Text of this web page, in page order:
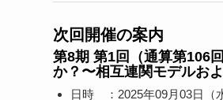
次回開催の案内
第8期 第1回（通算第106
か？〜相互連関モデルお
日時 ：2025年09月03日（